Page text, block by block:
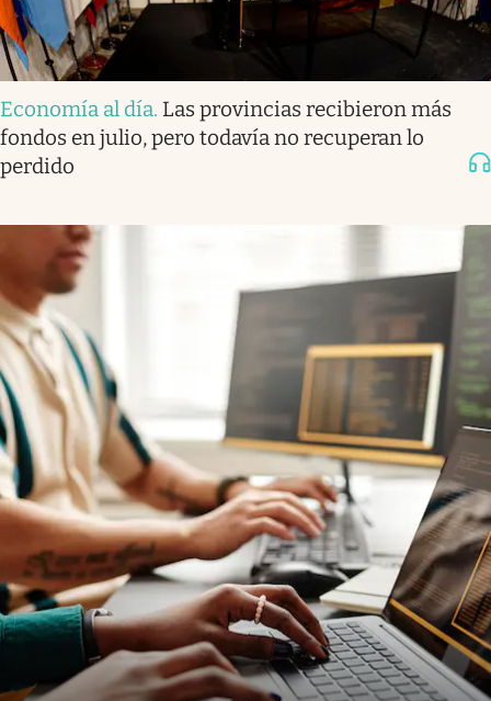
Economía al día. Las provincias recibieron más
fondos en julio, pero todavía no recuperan lo
perdido